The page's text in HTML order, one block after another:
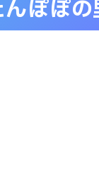
んぽぽの